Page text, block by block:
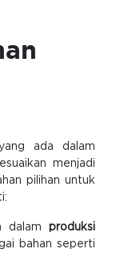
ada dalam
menjadi
pilihan untuk
dalam produksi
bahan seperti